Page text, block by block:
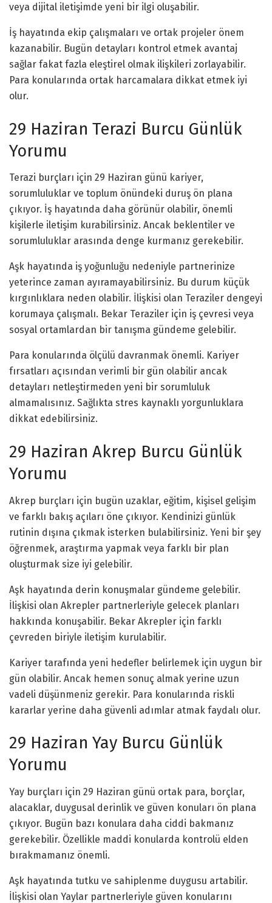
veya dijital iletişimde yeni bir ilgi oluşabilir.
İş hayatında ekip çalışmaları ve ortak projeler önem
kazanabilir. Bugün detayları kontrol etmek avantaj
sağlar fakat fazla eleştirel olmak ilişkileri zorlayabilir.
Para konularında ortak harcamalara dikkat etmek iyi
olur.
29 Haziran Terazi Burcu Günlük
Yorumu
Terazi burçları için 29 Haziran günü kariyer,
sorumluluklar ve toplum önündeki duruş ön plana
çıkıyor. İş hayatında daha görünür olabilir, önemli
kişilerle iletişim kurabilirsiniz. Ancak beklentiler ve
sorumluluklar arasında denge kurmanız gerekebilir.
Aşk hayatında iş yoğunluğu nedeniyle partnerinize
yeterince zaman ayıramayabilirsiniz. Bu durum küçük
kırgınlıklara neden olabilir. İlişkisi olan Teraziler dengeyi
korumaya çalışmalı. Bekar Teraziler için iş çevresi veya
sosyal ortamlardan bir tanışma gündeme gelebilir.
Para konularında ölçülü davranmak önemli. Kariyer
fırsatları açısından verimli bir gün olabilir ancak
detayları netleştirmeden yeni bir sorumluluk
almamalısınız. Sağlıkta stres kaynaklı yorgunluklara
dikkat edebilirsiniz.
29 Haziran Akrep Burcu Günlük
Yorumu
Akrep burçları için bugün uzaklar, eğitim, kişisel gelişim
ve farklı bakış açıları öne çıkıyor. Kendinizi günlük
rutinin dışına çıkmak isterken bulabilirsiniz. Yeni bir şey
öğrenmek, araştırma yapmak veya farklı bir plan
oluşturmak size iyi gelebilir.
Aşk hayatında derin konuşmalar gündeme gelebilir.
İlişkisi olan Akrepler partnerleriyle gelecek planları
hakkında konuşabilir. Bekar Akrepler için farklı
çevreden biriyle iletişim kurulabilir.
Kariyer tarafında yeni hedefler belirlemek için uygun bir
gün olabilir. Ancak hemen sonuç almak yerine uzun
vadeli düşünmeniz gerekir. Para konularında riskli
kararlar yerine daha güvenli adımlar atmak faydalı olur.
29 Haziran Yay Burcu Günlük
Yorumu
Yay burçları için 29 Haziran günü ortak para, borçlar,
alacaklar, duygusal derinlik ve güven konuları ön plana
çıkıyor. Bugün bazı konulara daha ciddi bakmanız
gerekebilir. Özellikle maddi konularda kontrolü elden
bırakmamanız önemli.
Aşk hayatında tutku ve sahiplenme duygusu artabilir.
İlişkisi olan Yaylar partnerleriyle güven konularını